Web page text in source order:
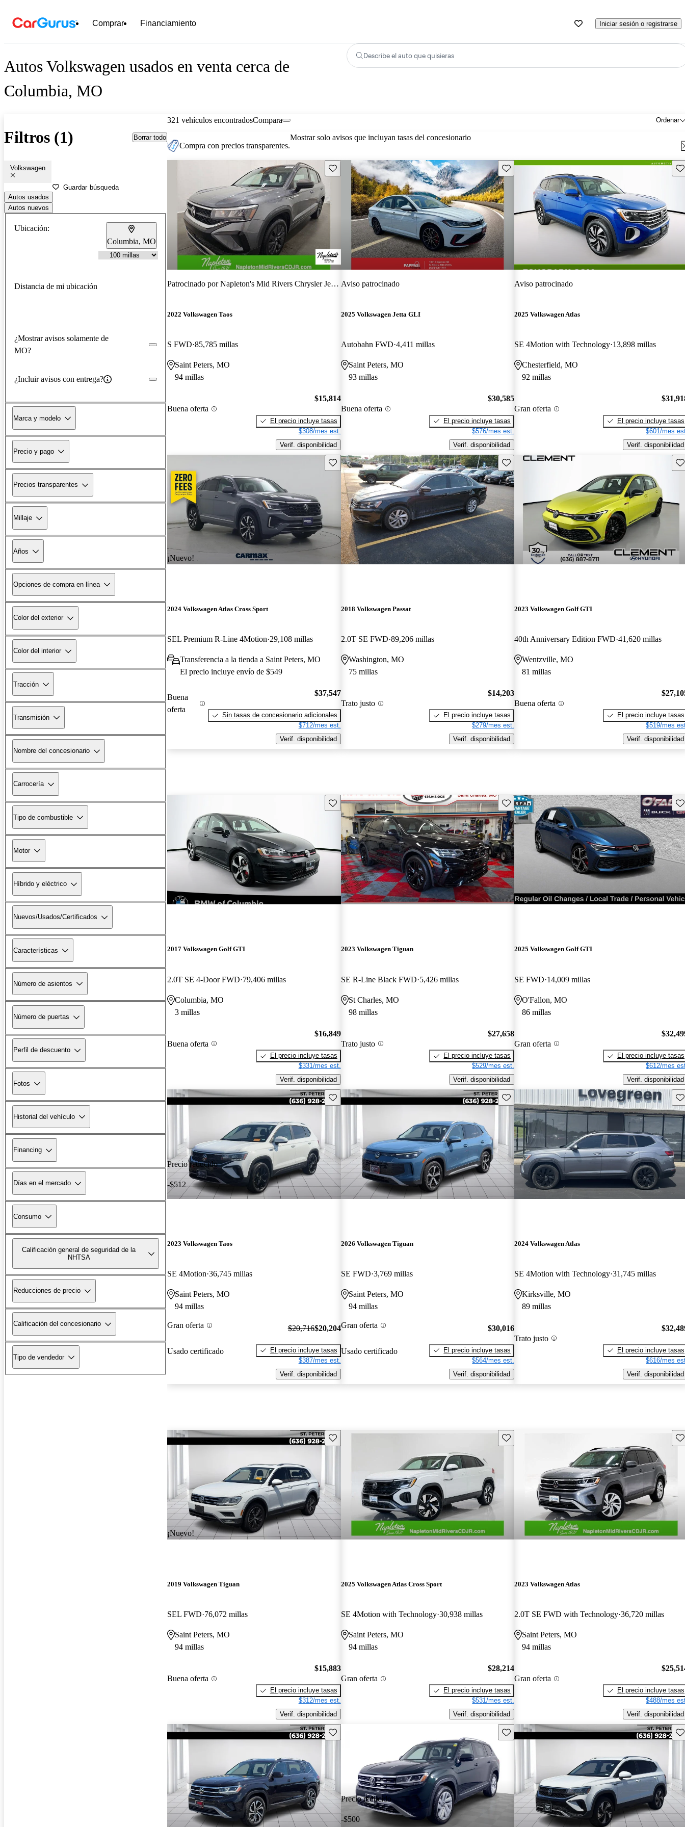
Comprar Financiamiento Iniciar sesión o registrarse
Autos Volkswagen usados en venta cerca de
Columbia, MO
Describe el auto que quisieras
Filtros (1) Borrar todo
Volkswagen
Guardar búsqueda
Autos usados
Autos nuevos
Ubicación:
Columbia, MO
Distancia de mi ubicación
¿Mostrar avisos solamente de
MO?
¿Incluir avisos con entrega?
Marca y modelo
Precio y pago
Precios transparentes
Millaje
Años
Opciones de compra en línea
Color del exterior
Color del interior
Tracción
Transmisión
Nombre del concesionario
Carrocería
Tipo de combustible
Motor
Híbrido y eléctrico
Nuevos/Usados/Certificados
Características
Número de asientos
Número de puertas
Perfil de descuento
Fotos
Historial del vehículo
Financing
Días en el mercado
Consumo
Calificación general de seguridad de la
NHTSA
Reducciones de precio
Calificación del concesionario
Tipo de vendedor
321 vehículos encontrados Ordenar
Compara
Compra con precios transparentes.
Mostrar solo avisos que incluyan tasas del concesionario
Guarda este Aviso
Patrocinado porNapleton's Mid Rivers Chrysler Jeep Dodge Ram Fiat
2022 Volkswagen Taos
S FWD 85,785 millas
Saint Peters, MO
94 millas
Buena oferta
$15,814
El precio incluye tasas
$308/mes est.
Verif. disponibilidad
Guarda este Aviso
Aviso patrocinado
2025 Volkswagen Jetta GLI
Autobahn FWD 4,411 millas
Saint Peters, MO
93 millas
Buena oferta
$30,585
El precio incluye tasas
$576/mes est.
Verif. disponibilidad
Aviso patrocinado
2025 Volkswagen Atlas
SE 4Motion with Technology 13,898 millas
Chesterfield, MO
92 millas
Gran oferta
El precio incluye tasas
$601/mes
Verif. disponibilidad
¡Nuevo!
Guarda este Aviso
2024 Volkswagen Atlas Cross Sport
SEL Premium R-Line 4Motion 29,108 millas
Transferencia a la tienda a Saint Peters, MO
El precio incluye envío de $549
Buena
oferta
$37,547
Sin tasas de concesionario adicionales
$712/mes est.
Verif. disponibilidad
Guarda este Aviso
2018 Volkswagen Passat
2.0T SE FWD 89,206 millas
Washington, MO
75 millas
Trato justo
$14,203
El precio incluye tasas
$279/mes est.
Verif. disponibilidad
2023 Volkswagen Golf GTI
40th Anniversary Edition FWD 41,620 millas
Wentzville, MO
81 millas
Buena oferta
El precio incluye tasas
$519/mes
Verif. disponibilidad
¡Nuevo!
Guarda este Aviso
2017 Volkswagen Golf GTI
2.0T SE 4-Door FWD 79,406 millas
Columbia, MO
3 millas
Buena oferta
$16,849
El precio incluye tasas
$331/mes est.
Verif. disponibilidad
Guarda este Aviso
2023 Volkswagen Tiguan
SE R-Line Black FWD 5,426 millas
St Charles, MO
98 millas
Trato justo
$27,658
El precio incluye tasas
$529/mes est.
Verif. disponibilidad
2025 Volkswagen Golf GTI
SE FWD 14,009 millas
O'Fallon, MO
86 millas
Gran oferta
El precio incluye tasas
$612/mes
Verif. disponibilidad
Precio reducido
-$512
Guarda este Aviso
2023 Volkswagen Taos
SE 4Motion 36,745 millas
Saint Peters, MO
94 millas
Gran oferta
Usado certificado
$20,716$20,204
El precio incluye tasas
$387/mes est.
Verif. disponibilidad
Guarda este Aviso
2026 Volkswagen Tiguan
SE FWD 3,769 millas
Saint Peters, MO
94 millas
Gran oferta
Usado certificado
$30,016
El precio incluye tasas
$564/mes est.
Verif. disponibilidad
2024 Volkswagen Atlas
SE 4Motion with Technology 31,745 millas
Kirksville, MO
89 millas
Trato justo
El precio incluye tasas
$616/mes
Verif. disponibilidad
¡Nuevo!
Guarda este Aviso
2019 Volkswagen Tiguan
SEL FWD 76,072 millas
Saint Peters, MO
94 millas
Buena oferta
$15,883
El precio incluye tasas
$312/mes est.
Verif. disponibilidad
Guarda este Aviso
2025 Volkswagen Atlas Cross Sport
SE 4Motion with Technology 30,938 millas
Saint Peters, MO
94 millas
Gran oferta
$28,214
El precio incluye tasas
$531/mes est.
Verif. disponibilidad
2023 Volkswagen Atlas
2.0T SE FWD with Technology 36,720 millas
Saint Peters, MO
94 millas
Gran oferta
El precio incluye tasas
$488/mes
Verif. disponibilidad
Guarda este Aviso
Precio reducido
-$500
Guarda este Aviso